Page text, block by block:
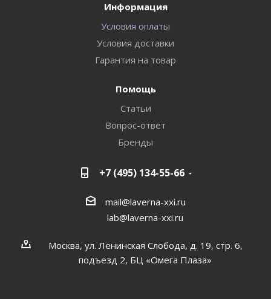
Информация
Условия оплаты
Условия доставки
Гарантия на товар
Помощь
Статьи
Вопрос-ответ
Бренды
+7 (495) 134-55-66
mail@laverna-xxi.ru
lab@laverna-xxi.ru
Москва, ул. Ленинская Слобода, д. 19, стр. 6,
подъезд 2, БЦ «Омега Плаза»